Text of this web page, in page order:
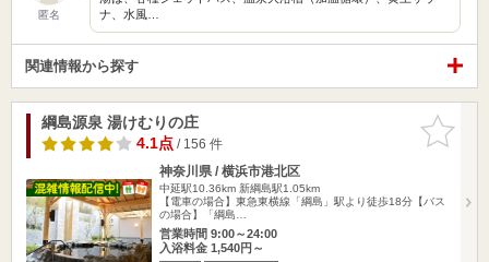
匿名
ナ、水風…
関連情報から探す
お気に入
りに追加
綱島源泉 湯けむりの庄
4.1点/ 156 件
神奈川県 / 横浜市港北区
中延駅10.36km 新綱島駅1.05km
【電車の場合】東急東横線「綱島」駅より徒歩18分【バス
の場合】「綱島…
営業時間 9:00～24:00
入浴料金 1,540円～